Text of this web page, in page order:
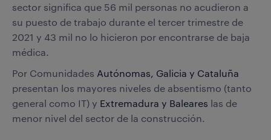
sector significa que 56 mil personas no acudieron a
su puesto de trabajo durante el tercer trimestre de
2021 y 43 mil no lo hicieron por encontrarse de baja
médica.
Por Comunidades Autónomas, Galicia y Cataluña
presentan los mayores niveles de absentismo (tanto
general como IT) y Extremadura y Baleares las de
menor nivel del sector de la construcción.